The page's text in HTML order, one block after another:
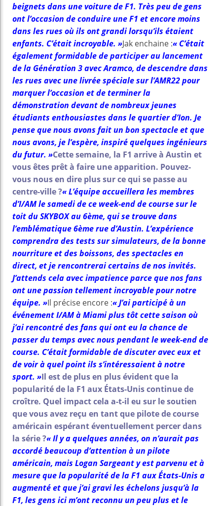
beignets dans une voiture de F1. Très peu de gens
ont l’occasion de conduire une F1 et encore moins
dans les rues où ils ont grandi lorsqu’ils étaient
enfants. C’était incroyable. »Jak enchaine :« C’était
également formidable de participer au lancement
de la Génération 3 avec Aramco, de descendre dans
les rues avec une livrée spéciale sur l’AMR22 pour
marquer l’occasion et de terminer la
démonstration devant de nombreux jeunes
étudiants enthousiastes dans le quartier d’Ion. Je
pense que nous avons fait un bon spectacle et que
nous avons, je l’espère, inspiré quelques ingénieurs
du futur. »Cette semaine, la F1 arrive à Austin et
vous êtes prêt à faire une apparition. Pouvez-
vous nous en dire plus sur ce qui se passe au
centre-ville ?« L’équipe accueillera les membres
d’I/AM le samedi de ce week-end de course sur le
toit du SKYBOX au 6ème, qui se trouve dans
l’emblématique 6ème rue d’Austin. L’expérience
comprendra des tests sur simulateurs, de la bonne
nourriture et des boissons, des spectacles en
direct, et je rencontrerai certains de nos invités.
J’attends cela avec impatience parce que nos fans
ont une passion tellement incroyable pour notre
équipe. »Il précise encore :« J’ai participé à un
événement I/AM à Miami plus tôt cette saison où
j’ai rencontré des fans qui ont eu la chance de
passer du temps avec nous pendant le week-end de
course. C’était formidable de discuter avec eux et
de voir à quel point ils s’intéressaient à notre
sport. »Il est de plus en plus évident que la
popularité de la F1 aux États-Unis continue de
croître. Quel impact cela a-t-il eu sur le soutien
que vous avez reçu en tant que pilote de course
américain espérant éventuellement percer dans
la série ?« Il y a quelques années, on n’aurait pas
accordé beaucoup d’attention à un pilote
américain, mais Logan Sargeant y est parvenu et à
mesure que la popularité de la F1 aux États-Unis a
augmenté et que j’ai gravi les échelons jusqu’à la
F1, les gens ici m’ont reconnu un peu plus et le